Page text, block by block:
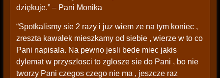
dziękuje.” – Pani Monika
“Spotkalismy sie 2 razy i juz wiem ze na tym koniec ,
zreszta kawalek mieszkamy od siebie , wierze w to co
Pani napisala. Na pewno jesli bede miec jakis
dylemat w przyszlosci to zglosze sie do Pani , bo nie
tworzy Pani czegos czego nie ma , jeszcze raz